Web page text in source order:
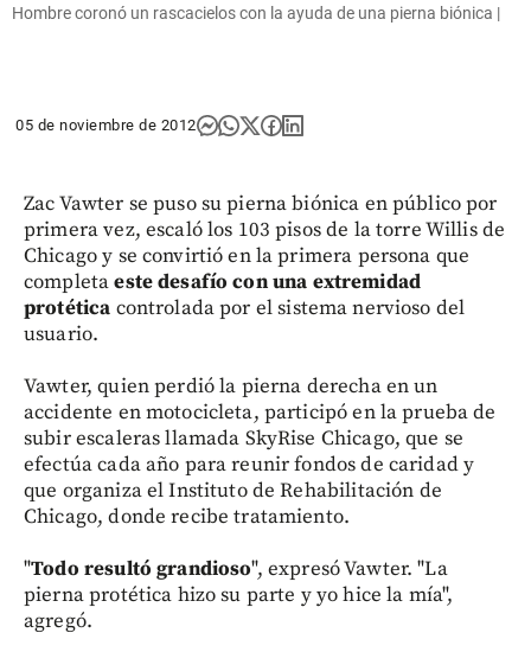
Hombre coronó un rascacielos con la ayuda de una pierna biónica |
05 de noviembre de 2012
Zac Vawter se puso su pierna biónica en público por
primera vez, escaló los 103 pisos de la torre Willis de
Chicago y se convirtió en la primera persona que
completaeste desafío con una extremidad
protética controlada por el sistema nervioso del
usuario.
Vawter, quien perdió la pierna derecha en un
accidente en motocicleta, participó en la prueba de
subir escaleras llamada SkyRise Chicago, que se
efectúa cada año para reunir fondos de caridad y
que organiza el Instituto de Rehabilitación de
Chicago, donde recibe tratamiento.
"Todo resultó grandioso", expresó Vawter. "La
pierna protética hizo su parte y yo hice la mía",
agregó.